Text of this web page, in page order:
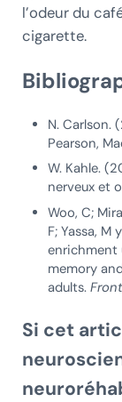
l’odeur du
cigarette.
N. Carlson.
Pearson,
W. Kahle.
nerveux et
Woo, C;
F; Yassa,
enrichment
memory
adults.
Si cet